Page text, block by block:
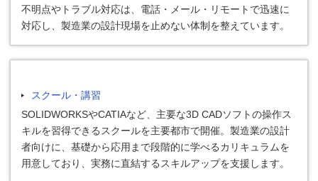
不明点やトラブル対応は、電話・メール・リモートで迅速に
対応し、製造業の設計現場を止めない体制を整えています。
スクール・講習
SOLIDWORKSやCATIAなど、主要な3D CADソフトの操作ス
キルを習得できるスクールを主要都市で開催。製造業の設計
者向けに、基礎から応用まで段階的に学べるカリキュラムを
用意しており、実務に直結するスキルアップを支援します。